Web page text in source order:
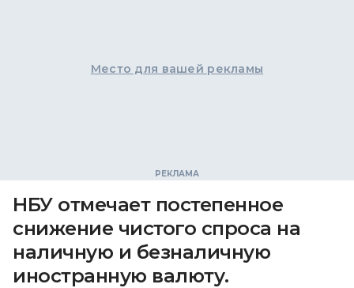
Место для вашей рекламы
НБУ отмечает постепенное
снижение чистого спроса на
наличную и безналичную
иностранную валюту.